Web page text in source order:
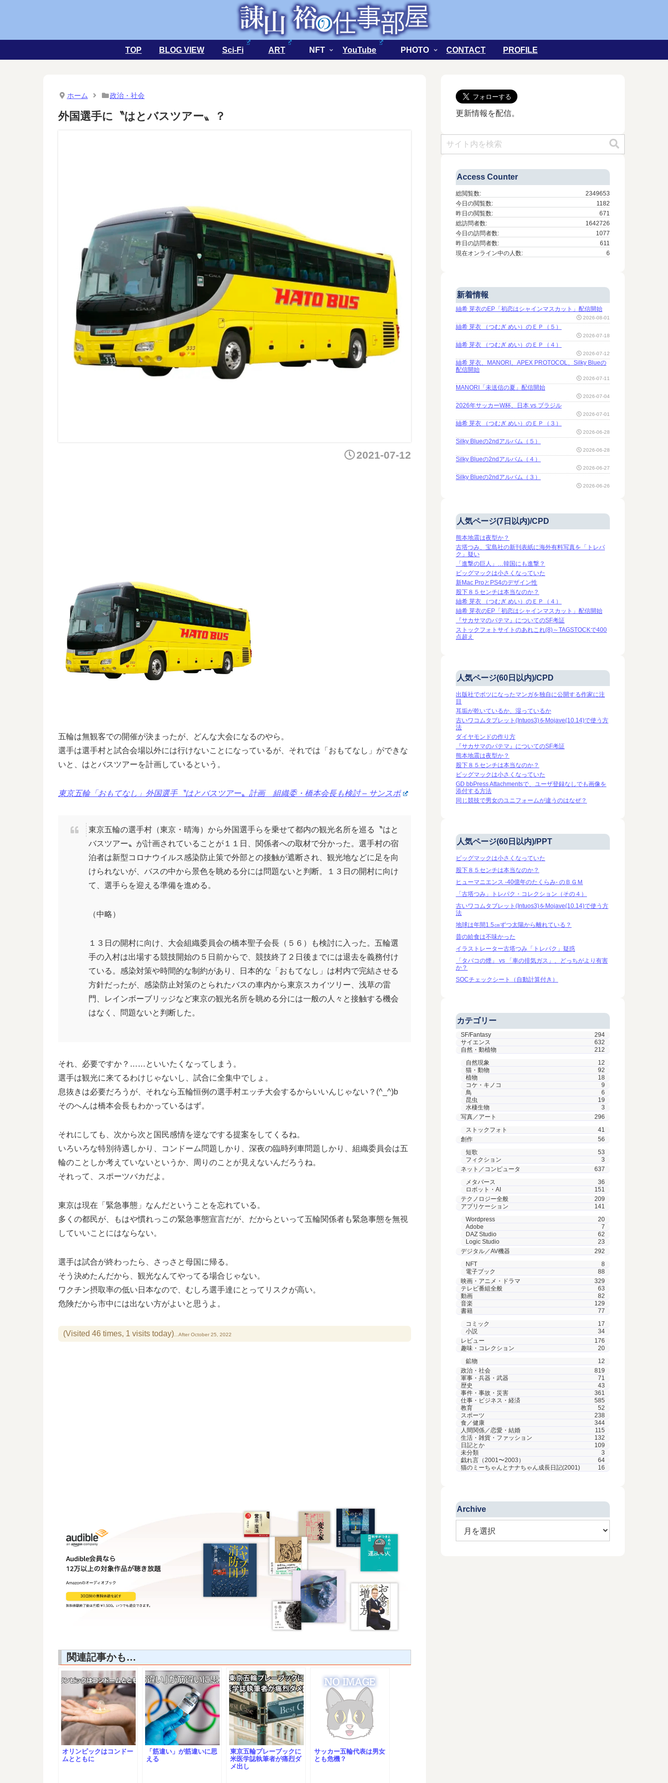
TOP BLOG VIEW Sci-Fi ART NFT YouTube PHOTO CONTACT PROFILE
ホーム 政治・社会
外国選手に〝はとバスツアー〟？
2021-07-12
五輪は無観客での開催が決まったが、どんな大会になるのやら。
選手は選手村と試合会場以外には行けないことになっているが、それでは「おもてなし」ができな
いと、はとバスツアーを計画しているという。
東京五輪「おもてなし」外国選手〝はとバスツアー〟計画 組織委・橋本会長も検討 – サンスポ
東京五輪の選手村（東京・晴海）から外国選手らを乗せて都内の観光名所を巡る〝はと
バスツアー〟が計画されていることが１１日、関係者への取材で分かった。選手村の宿
泊者は新型コロナウイルス感染防止策で外部との接触が遮断され、観光地などに足を向
けられないが、バスの中から景色を眺める分には問題ないと判断。１３日の開村に向け
て、選手らを迎える準備を進める。
（中略）
１３日の開村に向け、大会組織委員会の橋本聖子会長（５６）も検討に入った。五輪選
手の入村は出場する競技開始の５日前からで、競技終了２日後までには退去を義務付け
ている。感染対策や時間的な制約があり、日本的な「おもてなし」は村内で完結させる
方針だったが、感染防止対策のとられたバスの車内から東京スカイツリー、浅草の雷
門、レインボーブリッジなど東京の観光名所を眺める分には一般の人々と接触する機会
はなく、問題ないと判断した。
それ、必要ですか？……といいたくなってしまう。
選手は観光に来てるわけじゃないし、試合に全集中でしょ。
息抜きは必要だろうが、それなら五輪恒例の選手村エッチ大会するからいいんじゃない？(^_^)b
そのへんは橋本会長もわかっているはず。
それにしても、次から次と国民感情を逆なでする提案をしてくるね。
いろいろな特別待遇しかり、コンドーム問題しかり、深夜の臨時列車問題しかり、組織委員会は五
輪のことしか考えていないというか、周りのことが見えないんだろうね。
それって、スポーツバカだよ。
東京は現在「緊急事態」なんだということを忘れている。
多くの都民が、もはや慣れっこの緊急事態宣言だが、だからといって五輪関係者も緊急事態を無視
していいことにはならない。
選手は試合が終わったら、さっさと母国に帰る。
そう決めたんだから、観光なんてやってる場合じゃない。
ワクチン摂取率の低い日本なので、むしろ選手達にとってリスクが高い。
危険だから市中には出ない方がよいと思うよ。
(Visited 46 times, 1 visits today)
関連記事かも…
オリンピックはコンドー
ムとともに
「筋違い」が筋違いに思
える
東京五輪プレーブックに
米医学誌執筆者が痛烈ダ
メ出し
サッカー五輪代表は男女
とも危機？
更新情報を配信。
Access Counter
2349653
総閲覧数:
1182
今日の閲覧数:
671
昨日の閲覧数:
1642726
総訪問者数:
1077
今日の訪問者数:
611
昨日の訪問者数:
6
現在オンライン中の人数:
新着情報
紬希 芽衣のEP「初恋はシャインマスカット」配信開始
2026-08-01
紬希 芽衣 （つむぎ めい）のＥＰ（５）
2026-07-18
紬希 芽衣 （つむぎ めい）のＥＰ（４）
2026-07-12
紬希 芽衣、MANORI、APEX PROTOCOL、Silky Blueの
配信開始
2026-07-11
MANORI「未送信の夏」配信開始
2026-07-04
2026年サッカーW杯、日本 vs ブラジル
2026-07-01
紬希 芽衣 （つむぎ めい）のＥＰ（３）
2026-06-28
Silky Blueの2ndアルバム（５）
2026-06-28
Silky Blueの2ndアルバム（４）
2026-06-27
Silky Blueの2ndアルバム（３）
2026-06-26
人気ページ(7日以内)/CPD
熊本地震は夜型か？
古塔つみ、宝島社の新刊表紙に海外有料写真を「トレパ
ク」疑い
「進撃の巨人」…韓国にも進撃？
ビッグマックは小さくなっていた
新Mac ProとPS4のデザイン性
股下８５センチは本当なのか？
紬希 芽衣 （つむぎ めい）のＥＰ（４）
紬希 芽衣のEP「初恋はシャインマスカット」配信開始
『サカサマのパテマ』についてのSF考証
ストックフォトサイトのあれこれ(8)～TAGSTOCKで400
点超え
人気ページ(60日以内)/CPD
出版社でボツになったマンガを独自に公開する作家に注
目
耳垢が乾いているか、湿っているか
古いワコムタブレット(Intuos3)をMojave(10.14)で使う方
法
ダイヤモンドの作り方
『サカサマのパテマ』についてのSF考証
熊本地震は夜型か？
股下８５センチは本当なのか？
ビッグマックは小さくなっていた
GD bbPress Attachmentsで、ユーザ登録なしでも画像を
添付する方法
同じ競技で男女のユニフォームが違うのはなぜ？
人気ページ(60日以内)/PPT
ビッグマックは小さくなっていた
股下８５センチは本当なのか？
ヒューマニエンス -40億年のたくらみ- のＢＧＭ
「古塔つみ」トレパク・コレクション（その４）
古いワコムタブレット(Intuos3)をMojave(10.14)で使う方
法
地球は年間1.5㎝ずつ太陽から離れている？
昔の給食は不味かった
イラストレーター古塔つみ「トレパク」疑惑
「タバコの煙」 vs 「車の排気ガス」、どっちがより有害
か？
SOCチェックシート（自動計算付き）
カテゴリー
SF/Fantasy
294
サイエンス
632
自然・動植物
212
自然現象
12
猫・動物
92
植物
18
コケ・キノコ
9
鳥
6
昆虫
19
水棲生物
3
写真／アート
296
ストックフォト
41
創作
56
短歌
53
フィクション
3
ネット／コンピュータ
637
メタバース
36
ロボット・AI
151
テクノロジー全般
209
アプリケーション
141
Wordpress
20
Adobe
7
DAZ Studio
62
Logic Studio
23
デジタル／AV機器
292
NFT
8
電子ブック
88
映画・アニメ・ドラマ
329
テレビ番組全般
63
動画
82
音楽
129
書籍
77
コミック
17
小説
34
レビュー
176
趣味・コレクション
20
鉱物
12
政治・社会
819
軍事・兵器・武器
71
歴史
43
事件・事故・災害
361
仕事・ビジネス・経済
585
教育
52
スポーツ
238
食／健康
344
人間関係／恋愛・結婚
115
生活・雑貨・ファッション
132
日記とか
109
未分類
3
戯れ言（2001〜2003）
64
猫のミーちゃんとナナちゃん成長日記(2001)
16
Archive